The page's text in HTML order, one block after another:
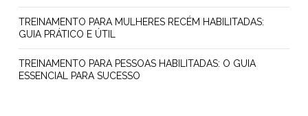
TREINAMENTO PARA MULHERES RECÉM HABILITADAS:
GUIA PRÁTICO E ÚTIL
TREINAMENTO PARA PESSOAS HABILITADAS: O GUIA
ESSENCIAL PARA SUCESSO